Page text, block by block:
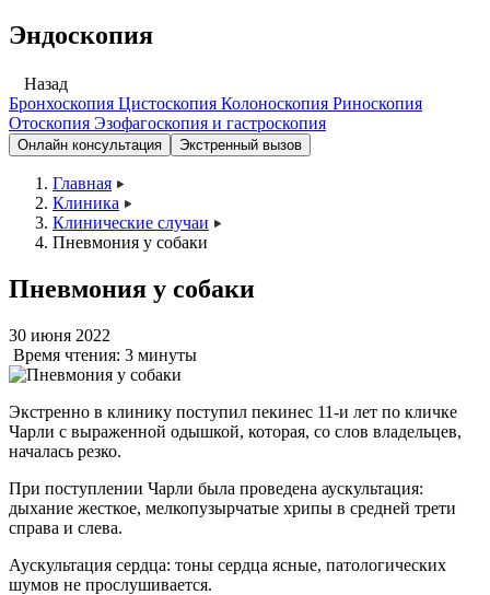
Эндоскопия
Назад
Бронхоскопия Цистоскопия Колоноскопия Риноскопия
Отоскопия Эзофагоскопия и гастроскопия
Онлайн консультация Экстренный вызов
Главная
Клиника
Клинические случаи
Пневмония у собаки
Пневмония у собаки
30 июня 2022
Время чтения: 3 минуты
Экстренно в клинику поступил пекинес 11-и лет по кличке
Чарли с выраженной одышкой, которая, со слов владельцев,
началась резко.
При поступлении Чарли была проведена аускультация:
дыхание жесткое, мелкопузырчатые хрипы в средней трети
справа и слева.
Аускультация сердца: тоны сердца ясные, патологических
шумов не прослушивается.